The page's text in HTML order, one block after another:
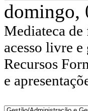
domingo,
Mediateca de
acesso livre
Recursos
e